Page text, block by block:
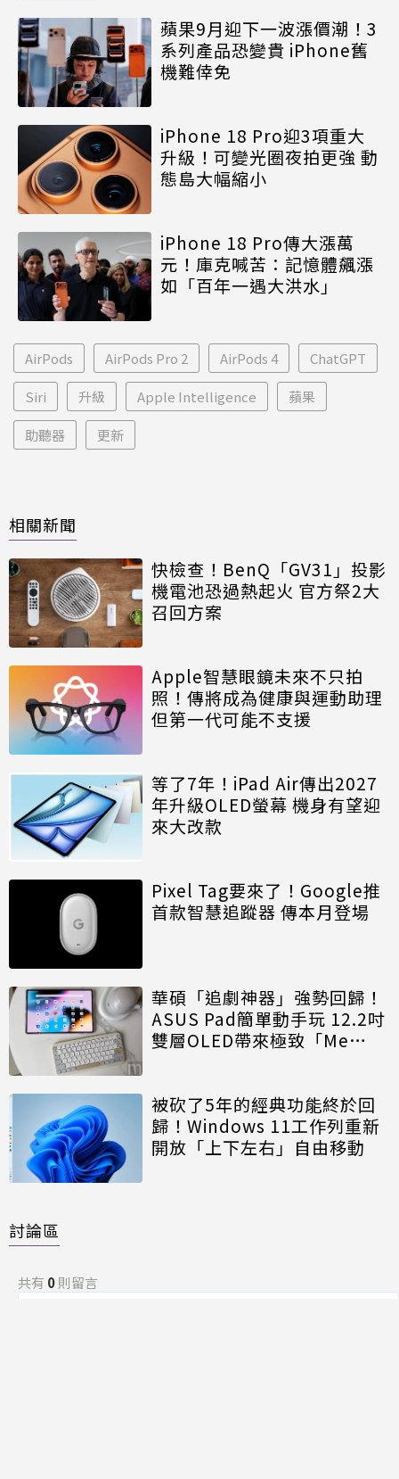
蘋果9月迎下一波漲價潮！3
系列產品恐變貴 iPhone舊
機難倖免
iPhone 18 Pro迎3項重大
升級！可變光圈夜拍更強 動
態島大幅縮小
iPhone 18 Pro傳大漲萬
元！庫克喊苦：記憶體飆漲
如「百年一遇大洪水」
AirPods AirPods Pro 2 AirPods 4 ChatGPT
Siri 升級 Apple Intelligence 蘋果
助聽器 更新
相關新聞
快檢查！BenQ「GV31」投影
機電池恐過熱起火 官方祭2大
召回方案
Apple智慧眼鏡未來不只拍
照！傳將成為健康與運動助理
但第一代可能不支援
等了7年！iPad Air傳出2027
年升級OLED螢幕 機身有望迎
來大改款
Pixel Tag要來了！Google推
首款智慧追蹤器 傳本月登場
華碩「追劇神器」強勢回歸！
ASUS Pad簡單動手玩 12.2吋
雙層OLED帶來極致「Me
被砍了5年的經典功能終於回
歸！Windows 11工作列重新
開放「上下左右」自由移動
討論區
共有 0則留言